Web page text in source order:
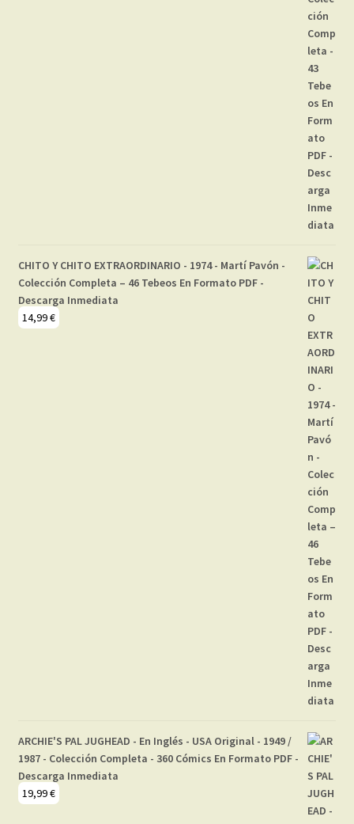
CHITO Y CHITO EXTRAORDINARIO - 1974 - Martí Pavón -
Colección Completa – 46 Tebeos En Formato PDF -
Descarga Inmediata
14,99€
ARCHIE'S PAL JUGHEAD - En Inglés - USA Original - 1949 /
1987 - Colección Completa - 360 Cómics En Formato PDF -
Descarga Inmediata
19,99€